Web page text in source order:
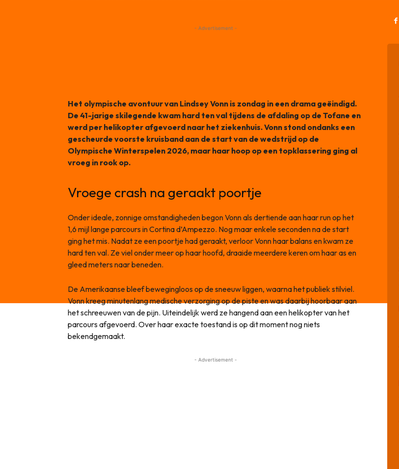
- Advertisement -
Het olympische avontuur van Lindsey Vonn is zondag in een drama geëindigd.
De 41-jarige skilegende kwam hard ten val tijdens de afdaling op de Tofane en
werd per helikopter afgevoerd naar het ziekenhuis. Vonn stond ondanks een
gescheurde voorste kruisband aan de start van de wedstrijd op de
Olympische Winterspelen 2026, maar haar hoop op een topklassering ging al
vroeg in rook op.
Vroege crash na geraakt poortje
Onder ideale, zonnige omstandigheden begon Vonn als dertiende aan haar run op het
1,6 mijl lange parcours in Cortina d’Ampezzo. Nog maar enkele seconden na de start
ging het mis. Nadat ze een poortje had geraakt, verloor Vonn haar balans en kwam ze
hard ten val. Ze viel onder meer op haar hoofd, draaide meerdere keren om haar as en
gleed meters naar beneden.
De Amerikaanse bleef bewegingloos op de sneeuw liggen, waarna het publiek stilviel.
Vonn kreeg minutenlang medische verzorging op de piste en was daarbij hoorbaar aan
het schreeuwen van de pijn. Uiteindelijk werd ze hangend aan een helikopter van het
parcours afgevoerd. Over haar exacte toestand is op dit moment nog niets
bekendgemaakt.
- Advertisement -